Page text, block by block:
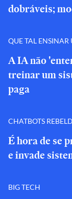
dobráveis;
QUE TAL ENSINAR
A IA não
treinar um
paga
CHATBOTS
É hora de se
e invade
BIG TECH